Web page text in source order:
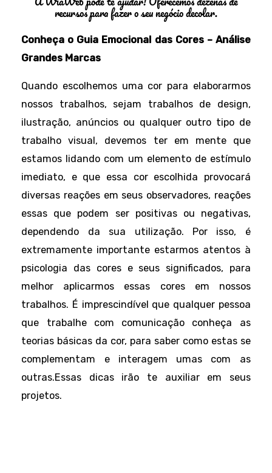
recursos para fazer o seu negócio decolar.
Conheça o Guia Emocional das Cores – Análise
Grandes Marcas
Quando escolhemos uma cor para elaborarmos
nossos trabalhos, sejam trabalhos de design,
ilustração, anúncios ou qualquer outro tipo de
trabalho visual, devemos ter em mente que
estamos lidando com um elemento de estímulo
imediato, e que essa cor escolhida provocará
diversas reações em seus observadores, reações
essas que podem ser positivas ou negativas,
dependendo da sua utilização. Por isso, é
extremamente importante estarmos atentos à
psicologia das cores e seus significados, para
melhor aplicarmos essas cores em nossos
trabalhos. É imprescindível que qualquer pessoa
que trabalhe com comunicação conheça as
teorias básicas da cor, para saber como estas se
complementam e interagem umas com as
outras.Essas dicas irão te auxiliar em seus
projetos.